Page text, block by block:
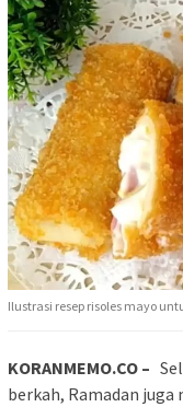
Ilustrasi resep risoles mayo
KORANMEMO.CO –
berkah, Ramadan